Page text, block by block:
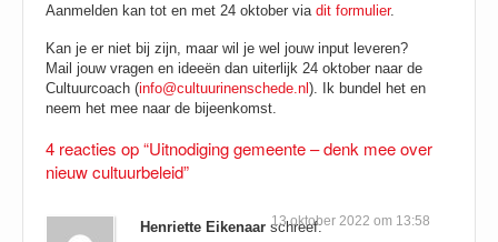
Aanmelden kan tot en met 24 oktober via dit formulier.
Kan je er niet bij zijn, maar wil je wel jouw input leveren?
Mail jouw vragen en ideeën dan uiterlijk 24 oktober naar de
Cultuurcoach (info@cultuurinenschede.nl ). Ik bundel het en
neem het mee naar de bijeenkomst.
4 reacties op “Uitnodiging gemeente – denk mee over
nieuw cultuurbeleid”
Henriette Eikenaar schreef:
13 oktober 2022 om 13:58